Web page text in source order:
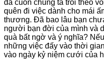
đã cuốn chúng ta trôi theo
quên đi việc dành cho mái
thương. Đã bao lâu bạn
người bạn đời của mình và
quà bất ngờ và ý nghĩa?
những việc đấy vào thời
vào ngày kỷ niệm cưới của